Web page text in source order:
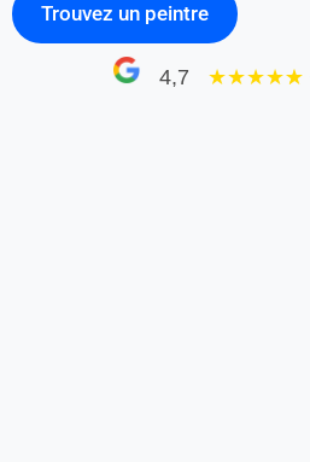
Trouvez un peintre
4,7 ★★★★★